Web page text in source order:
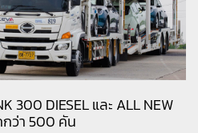
300 DIESEL และ ALL NEW
กว่า 500 คัน